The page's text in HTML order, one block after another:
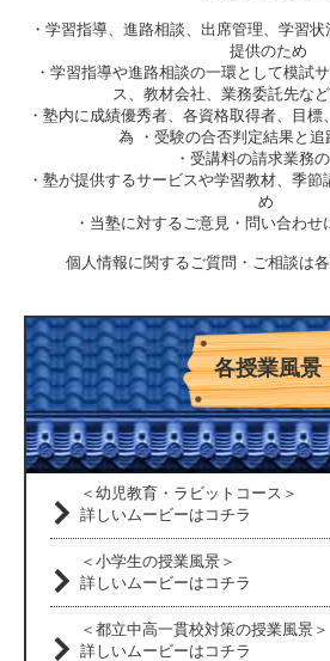
・学習指導、進路相談、出席管理、学習
提供のため
・学習指導や進路相談の一環として模試
ス、教材会社、業務委託先な
・塾内に成績優秀者、各資格取得者、目
為 ・受験の合否判定結果と追
・受講料の請求業務
・塾が提供するサービスや学習教材、季
め
・当塾に対するご意見・問い合わ
個人情報に関するご質問・ご相談は各
各授業風景
＜幼児教育・ラビットコース＞
詳しいムービーはコチラ
＜小学生の授業風景＞
詳しいムービーはコチラ
＜都立中高一貫校対策の授業風景＞
詳しいムービーはコチラ